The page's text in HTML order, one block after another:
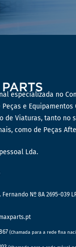
especializada no
e Equipamentos
de Viaturas, tanto no
como de Peças
Lda.
Nº 8A 2695-039
(Chamada para a rede fixa